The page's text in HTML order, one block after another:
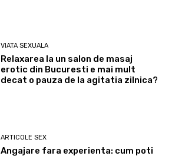
VIATA SEXUALA
Relaxarea la un salon de masaj
erotic din Bucuresti e mai mult
decat o pauza de la agitatia zilnica?
ARTICOLE SEX
Angajare fara experienta: cum poti